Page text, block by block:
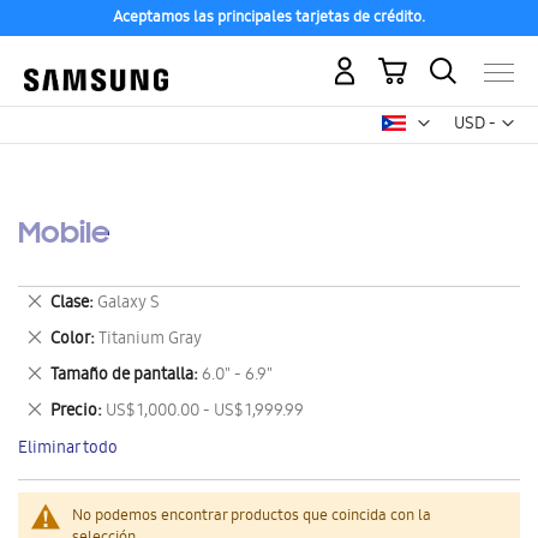
Aceptamos las principales tarjetas de crédito.
USD -
dólar
Mi carrito
Mobile
No podemos encontrar productos que coincida con la
Clase Galaxy S
Eliminar
este
artículo
Color Titanium Gray
Eliminar
este
artículo
Tamaño de pantalla 6.0" - 6.9"
Eliminar
este
artículo
Precio US$ 1,000.00 - US$ 1,999.99
Eliminar
este
artículo
Eliminar todo